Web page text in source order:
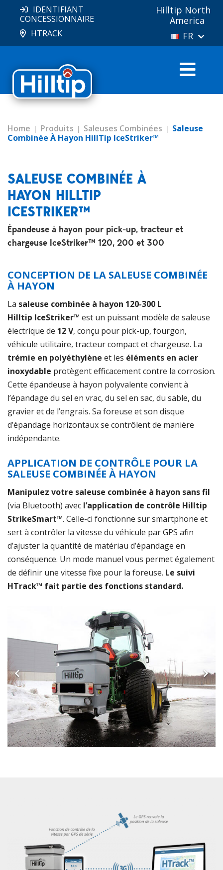
IDENTIFIANT
CONCESSIONNAIRE
HTRACK
Hilltip North
America
FR
Home Produits Saleuses Combinées
Saleuse
Combinée À Hayon HillTip IceStriker™
SALEUSE COMBINÉE À
HAYON HILLTIP
ICESTRIKER™
Épandeuse à hayon pour pick-up, tracteur et
chargeuse IceStriker™ 120, 200 et 300
CONCEPTION DE LA SALEUSE COMBINÉE
À HAYON
La saleuse combinée à hayon 120-300 L
Hilltip IceStriker™ est un puissant modèle de saleuse
électrique de 12 V, conçu pour pick-up, fourgon,
véhicule utilitaire, tracteur compact et chargeuse. La
trémie en polyéthylène et les éléments en acier
inoxydable protègent efficacement contre la corrosion.
Cette épandeuse à hayon polyvalente convient à
l’épandage du sel en vrac, du sel en sac, du sable, du
gravier et de l’engrais. Sa foreuse et son disque
d’épandage horizontaux se contrôlent de manière
indépendante.
APPLICATION DE CONTRÔLE POUR LA
SALEUSE COMBINÉE À HAYON
Manipulez votre saleuse combinée à hayon sans fil
(via Bluetooth) avec l’application de contrôle Hilltip
StrikeSmart™. Celle-ci fonctionne sur smartphone et
sert à contrôler la vitesse du véhicule par GPS afin
d’ajuster la quantité de matériau d’épandage en
conséquence. Un mode manuel vous permet également
de définir une vitesse fixe pour la foreuse. Le suivi
HTrack™ fait partie des fonctions standard.